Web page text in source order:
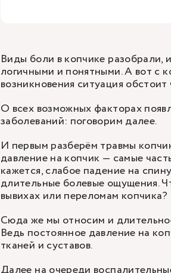
Виды боли в копчике разобрали,
логичными и понятными. А вот с
возникновения ситуация
О всех возможных факторах
заболеваний: поговорим далее.
И первым разберём травмы
давление на копчик — самые
кажется, слабое падение на
длительные болевые ощущения.
вывихах или переломам копчика?
Сюда же мы относим и
Ведь постоянное давление на
тканей и суставов.